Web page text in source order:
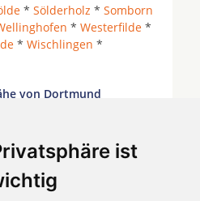
ist
* Sölderholz * Somborn
* Westerfilde *
* Wischlingen *
von Dortmund
Dortmund*
Ennepetal
Gevelsberg* Hagen*
*Herdecke
*